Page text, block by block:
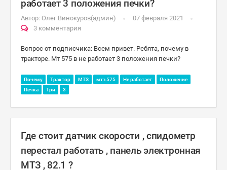
работает 3 положения печки?
Автор: Олег Винокуров(админ)
07 февраля 2021
3 комментария
Вопрос от подписчика: Всем привет. Ребята, почему в
тракторе. Мт 575 в не работает 3 положения печки?
Почему Трактор МТЗ мтз 575 Не работает
Положение
Печка
Три 3
Где стоит датчик скорости , спидометр
перестал работать , панель электронная
МТЗ , 82.1 ?